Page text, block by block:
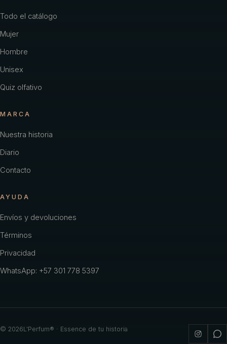
Todo el catálogo
Mujer
Hombre
Unisex
Quiz olfativo
MARCA
Nuestra historia
Diario
Contacto
AYUDA
Envíos y devoluciones
Términos
Privacidad
WhatsApp: +57 301 778 5397
© 2026L'Perfum® · Essence de tu historia